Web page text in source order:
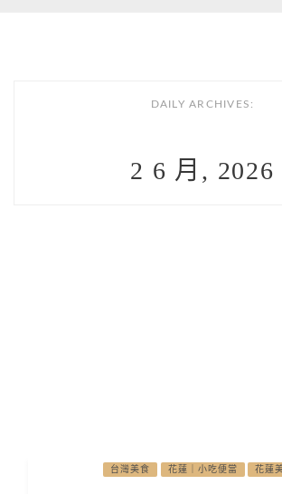
DAILY ARCHIVES:
2 6 月, 2026
台灣美食 花蓮｜小吃便當 花蓮